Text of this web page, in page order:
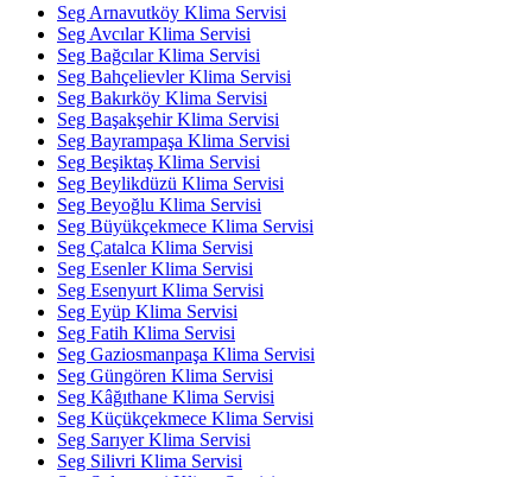
Seg Arnavutköy Klima Servisi
Seg Avcılar Klima Servisi
Seg Bağcılar Klima Servisi
Seg Bahçelievler Klima Servisi
Seg Bakırköy Klima Servisi
Seg Başakşehir Klima Servisi
Seg Bayrampaşa Klima Servisi
Seg Beşiktaş Klima Servisi
Seg Beylikdüzü Klima Servisi
Seg Beyoğlu Klima Servisi
Seg Büyükçekmece Klima Servisi
Seg Çatalca Klima Servisi
Seg Esenler Klima Servisi
Seg Esenyurt Klima Servisi
Seg Eyüp Klima Servisi
Seg Fatih Klima Servisi
Seg Gaziosmanpaşa Klima Servisi
Seg Güngören Klima Servisi
Seg Kâğıthane Klima Servisi
Seg Küçükçekmece Klima Servisi
Seg Sarıyer Klima Servisi
Seg Silivri Klima Servisi